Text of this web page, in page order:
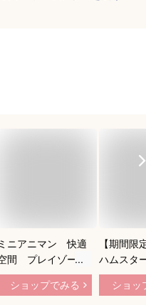
ミニアニマン 快適
間 プレイゾー
ブルー
（36×24×30cm）
ショップでみる
【期間限
ハムスタ
【クリア
しゃれな
ショッ